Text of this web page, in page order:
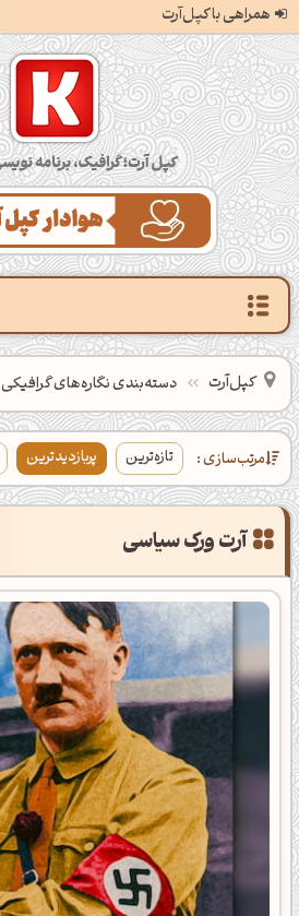
همراهی با کپل‌آرت
کپل‌آرت؛ گرافیک، برنامه‌نویسی و خلاقیت
کپل‌آرت دسته‌بندی‌ نگاره‌های گرافیکی
مرتب‌سازی : تازه‌ترین پربازدیدترین
آرت ورک سیاسی